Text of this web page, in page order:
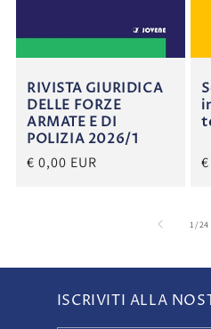
RIVISTA GIURIDICA
DELLE FORZE
ARMATE E DI
POLIZIA 2026/1
€ 0,00 EUR
1 /su
24
ISCRIVITI ALLA